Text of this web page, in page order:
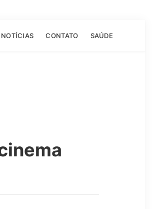
NOTÍCIAS CONTATO SAÚDE